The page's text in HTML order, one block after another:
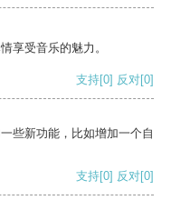
享受音乐的魅力。
支持[0] 反对[0]
些新功能，比如增加一个自
支持[0] 反对[0]